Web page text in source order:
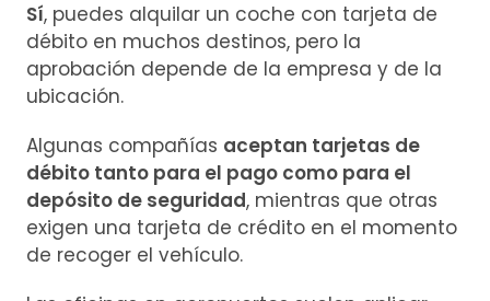
Sí, puedes alquilar un coche con tarjeta de
débito en muchos destinos, pero la
aprobación depende de la empresa y de la
ubicación.
Algunas compañías aceptan tarjetas de
débito tanto para el pago como para el
depósito de seguridad, mientras que otras
exigen una tarjeta de crédito en el momento
de recoger el vehículo.